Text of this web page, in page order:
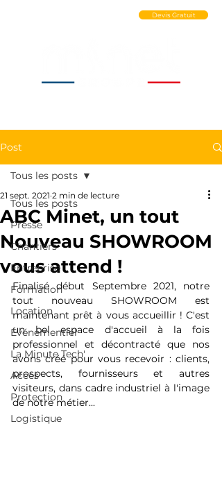
Devis Gratuit
Post
Tous les posts
Presse
Chantiers
Entreprise
Formation
Location
Événementiel
La Minute Tech'
Acces
Protection
Logistique
Tous les posts
ABC Minet, un tout
Nouveau SHOWROOM
vous attend !
21 sept. 2021 2 min de lecture
Finalisé début Septembre 2021, notre
tout nouveau SHOWROOM est
maintenant prêt à vous accueillir ! C'est
un bel espace d'accueil à la fois
professionnel et décontracté que nos
avons créé pour vous recevoir : clients,
prospects, fournisseurs et autres
visiteurs, dans cadre industriel à l'image
de notre métier...